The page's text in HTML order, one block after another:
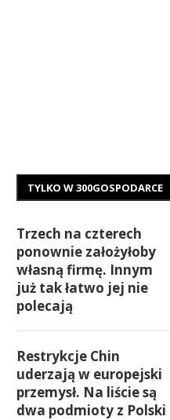
TYLKO W 300GOSPODARCE
Trzech na czterech
ponownie założyłoby
własną firmę. Innym
już tak łatwo jej nie
polecają
Restrykcje Chin
uderzają w europejski
przemysł. Na liście są
dwa podmioty z Polski